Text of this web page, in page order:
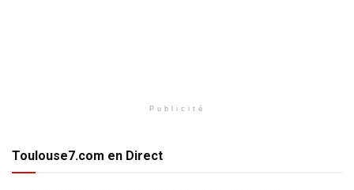
Publicité
Toulouse7.com en Direct